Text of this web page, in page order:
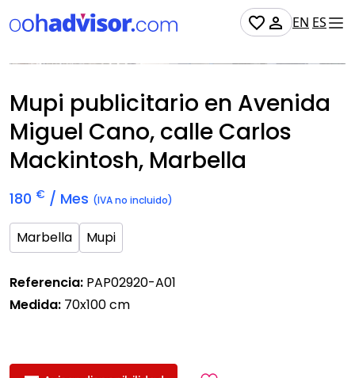
EN ES
No Disponible
Mupi publicitario en Avenida
Miguel Cano, calle Carlos
Mackintosh, Marbella
180 € / Mes (IVA no incluido)
Marbella Mupi
Referencia: PAP02920-A01
Medida: 70x100 cm